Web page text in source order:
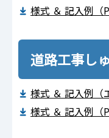
様式 ＆ 記入例（
道路工事し
様式 ＆ 記入例（
様式 ＆ 記入例（